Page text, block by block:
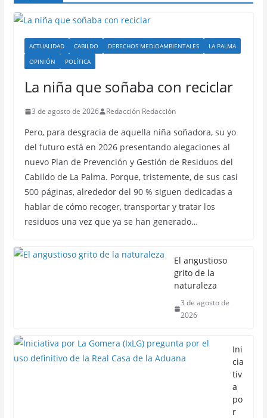
ACTUALIDAD CABILDO DERECHOS MEDIOAMBIENTALES
LA PALMA
OPINIÓN
POLÍTICA
La niña que soñaba con reciclar
3 de agosto de 2026 Redacción Redacción
Pero, para desgracia de aquella niña soñadora, su yo
del futuro está en 2026 presentando alegaciones al
nuevo Plan de Prevención y Gestión de Residuos del
Cabildo de La Palma. Porque, tristemente, de sus casi
500 páginas, alrededor del 90 % siguen dedicadas a
hablar de cómo recoger, transportar y tratar los
residuos una vez que ya se han generado…
El angustioso
grito de la
naturaleza
3 de agosto de
2026
Ini
cia
tiv
a
po
r